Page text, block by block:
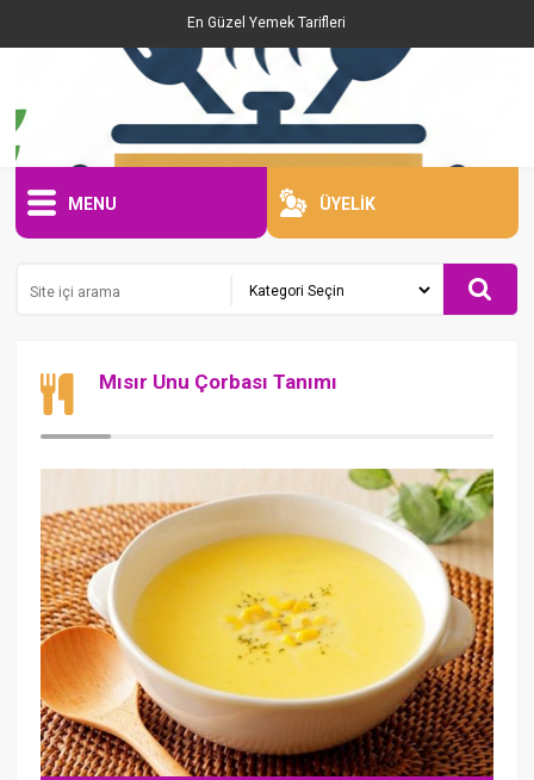
En Güzel Yemek Tarifleri
MENU ÜYELİK
Mısır Unu Çorbası Tanımı